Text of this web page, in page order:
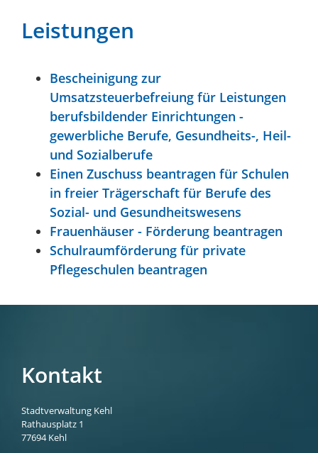
Leistungen
Bescheinigung zur
Umsatzsteuerbefreiung für Leistungen
berufsbildender Einrichtungen -
gewerbliche Berufe, Gesundheits-, Heil-
und Sozialberufe
Einen Zuschuss beantragen für Schulen
in freier Trägerschaft für Berufe des
Sozial- und Gesundheitswesens
Frauenhäuser - Förderung beantragen
Schulraumförderung für private
Pflegeschulen beantragen
Kontakt
Stadtverwaltung Kehl
Rathausplatz 1
77694 Kehl